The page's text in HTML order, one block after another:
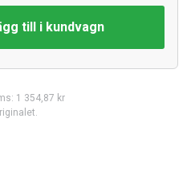
till i kundvagn
1 354,87 kr